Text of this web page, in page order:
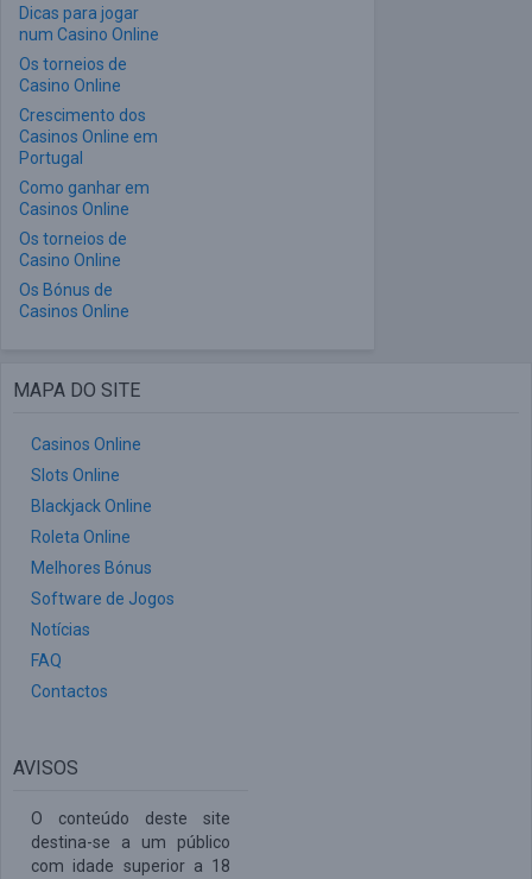
Dicas para jogar
num Casino Online
Os torneios de
Casino Online
Crescimento dos
Casinos Online em
Portugal
Como ganhar em
Casinos Online
Os torneios de
Casino Online
Os Bónus de
Casinos Online
MAPA DO SITE
Casinos Online
Slots Online
Blackjack Online
Roleta Online
Melhores Bónus
Software de Jogos
Notícias
FAQ
Contactos
AVISOS
O conteúdo deste site
destina-se a um público
com idade superior a 18